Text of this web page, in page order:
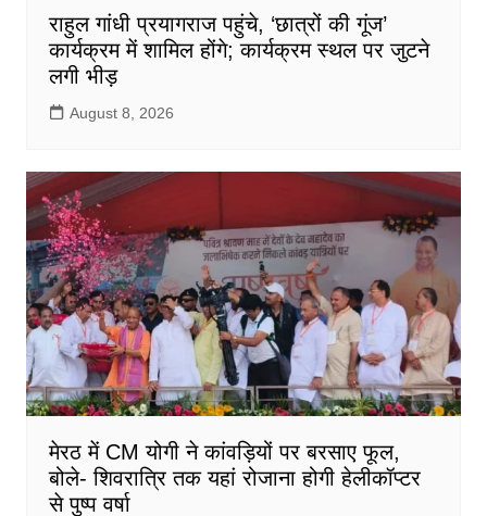
राहुल गांधी प्रयागराज पहुंचे, ‘छात्रों की गूंज’
कार्यक्रम में शामिल होंगे; कार्यक्रम स्थल पर जुटने
लगी भीड़
August 8, 2026
मेरठ में CM योगी ने कांवड़ियों पर बरसाए फूल,
बोले- शिवरात्रि तक यहां रोजाना होगी हेलीकॉप्टर
से पुष्प वर्षा